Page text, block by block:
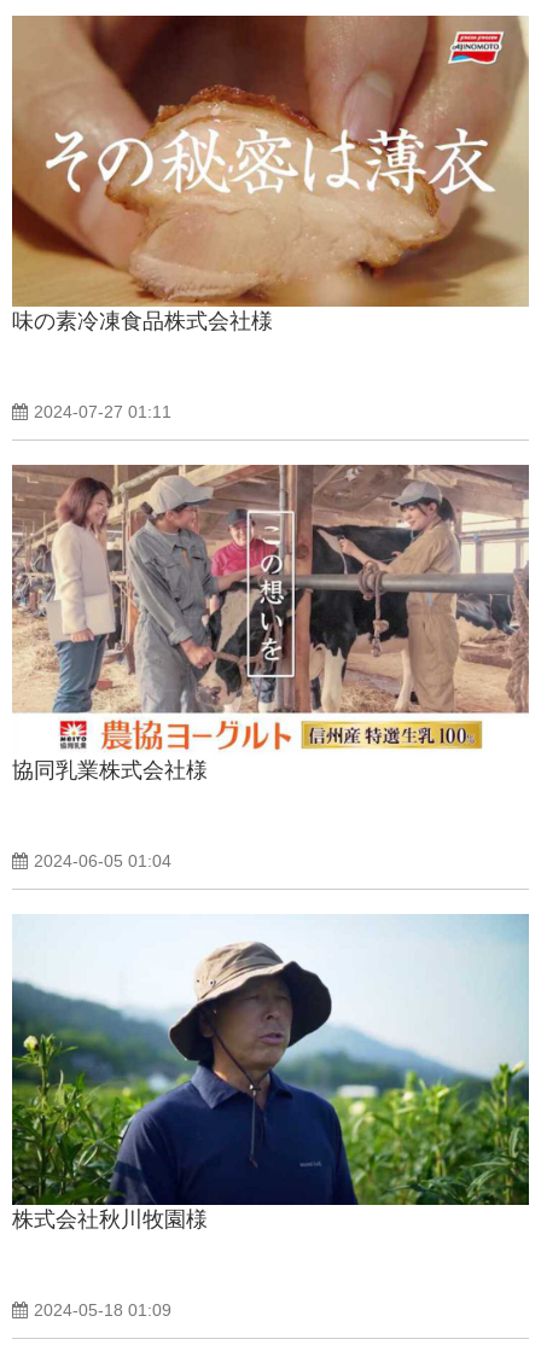
味の素冷凍食品株式会社様
2024-07-27 01:11
協同乳業株式会社様
2024-06-05 01:04
株式会社秋川牧園様
2024-05-18 01:09